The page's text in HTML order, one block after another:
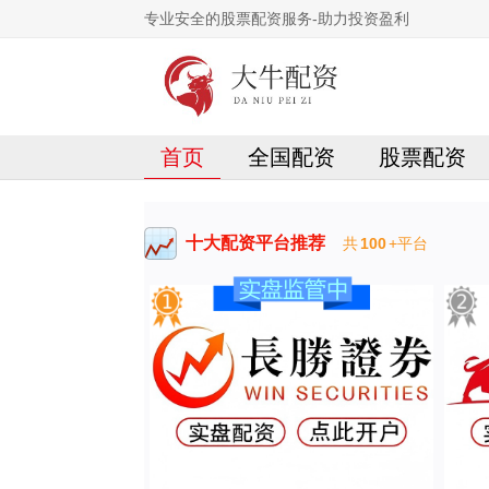
专业安全的股票配资服务-助力投资盈利
首页 全国配资 股票配资
十大配资平台推荐 共100+平台